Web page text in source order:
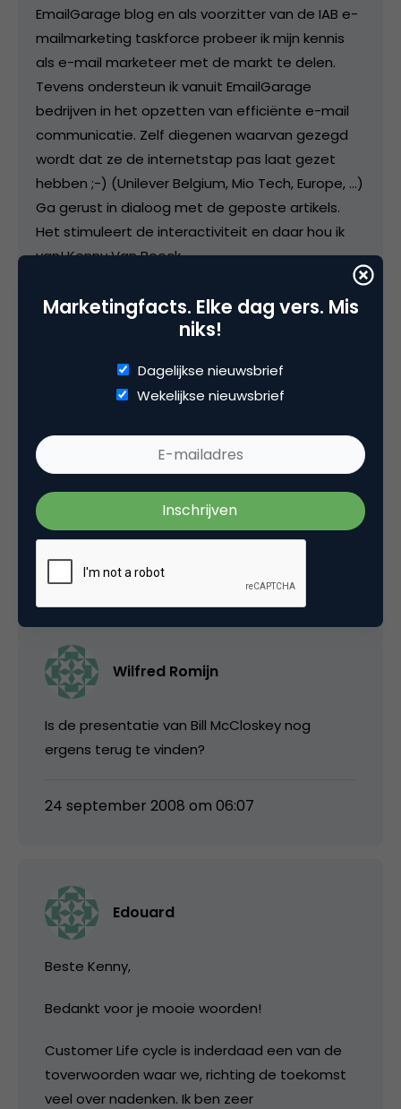
EmailGarage blog en als voorzitter van de IAB e-
mailmarketing taskforce probeer ik mijn kennis
als e-mail marketeer met de markt te delen.
Tevens ondersteun ik vanuit EmailGarage
bedrijven in het opzetten van efficiënte e-mail
communicatie. Zelf diegenen waarvan gezegd
wordt dat ze de internetstap pas laat gezet
hebben ;-) (Unilever Belgium, Mio Tech, Europe, ...)
Ga gerust in dialoog met de geposte artikels.
Het stimuleert de interactiviteit en daar hou ik
van! Kenny Van Beeck
Direct marketing & Personalisatie
Tags
e-mail marketing
3 Reacties
Wilfred Romijn
Is de presentatie van Bill McCloskey nog
ergens terug te vinden?
24 september 2008 om 06:07
Edouard
Beste Kenny,
Bedankt voor je mooie woorden!
Customer Life cycle is inderdaad een van de
toverwoorden waar we, richting de toekomst
veel over nadenken. Ik ben zeer
Marketingfacts. Elke dag vers. Mis
niks!
Dagelijkse nieuwsbrief
Wekelijkse nieuwsbrief